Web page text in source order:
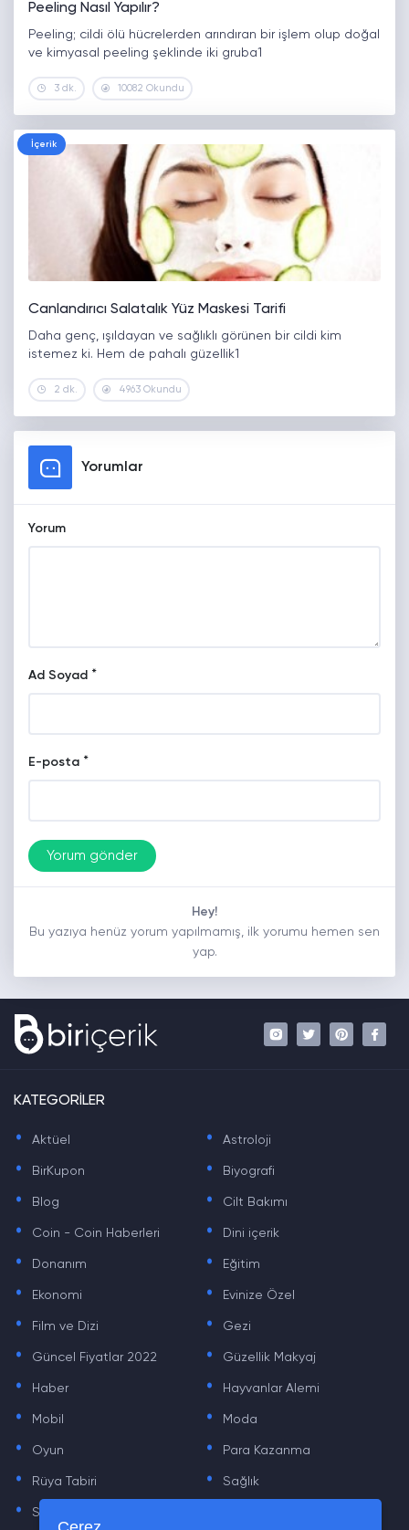
Peeling Nasıl Yapılır?
Peeling; cildi ölü hücrelerden arındıran bir işlem olup doğal
ve kimyasal peeling şeklinde iki gruba1
3 dk. 10082 Okundu
İçerik
Canlandırıcı Salatalık Yüz Maskesi Tarifi
Daha genç, ışıldayan ve sağlıklı görünen bir cildi kim
istemez ki. Hem de pahalı güzellik1
2 dk. 4963 Okundu
Yorumlar
Yorum
Ad Soyad *
E-posta *
Hey!
Bu yazıya henüz yorum yapılmamış, ilk yorumu hemen sen
yap.
KATEGORİLER
. Aktüel . Astroloji
. BirKupon . Biyografi
. Blog . Cilt Bakımı
. Coin - Coin Haberleri . Dini içerik
. Donanım . Eğitim
. Ekonomi . Evinize Özel
. Film ve Dizi . Gezi
. Güncel Fiyatlar 2022 . Güzellik Makyaj
. Haber . Hayvanlar Alemi
. Mobil . Moda
. Oyun . Para Kazanma
. Rüya Tabiri . Sağlık
. Sinema .